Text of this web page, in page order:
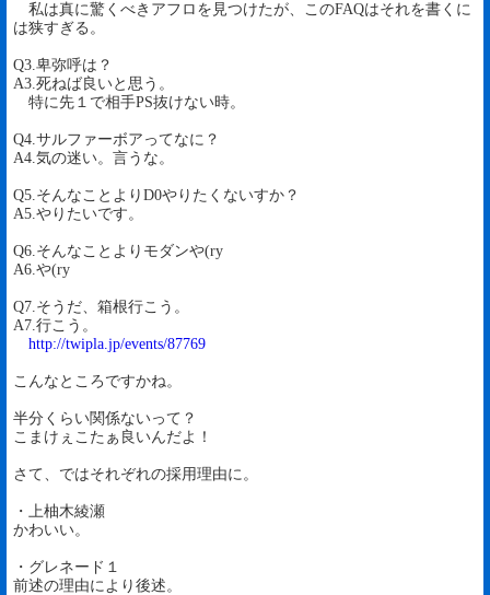
私は真に驚くべきアフロを見つけたが、このFAQはそれを書くに
は狭すぎる。
Q3.卑弥呼は？
A3.死ねば良いと思う。
特に先１で相手PS抜けない時。
Q4.サルファーボアってなに？
A4.気の迷い。言うな。
Q5.そんなことよりD0やりたくないすか？
A5.やりたいです。
Q6.そんなことよりモダンや(ry
A6.や(ry
Q7.そうだ、箱根行こう。
A7.行こう。
http://twipla.jp/events/87769
こんなところですかね。
半分くらい関係ないって？
こまけぇこたぁ良いんだよ！
さて、ではそれぞれの採用理由に。
・上柚木綾瀬
かわいい。
・グレネード１
前述の理由により後述。